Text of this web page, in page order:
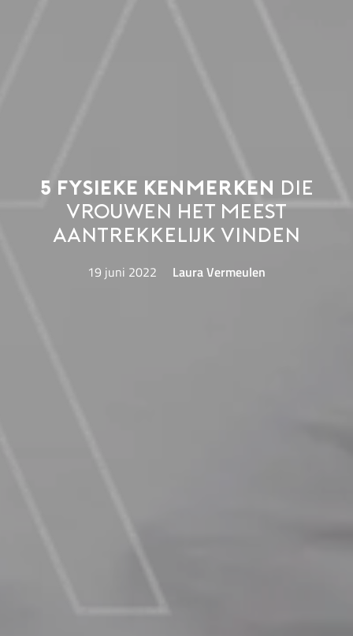
5 fysieke kenmerken die
vrouwen het meest
aantrekkelijk vinden
19 juni 2022 Laura Vermeulen